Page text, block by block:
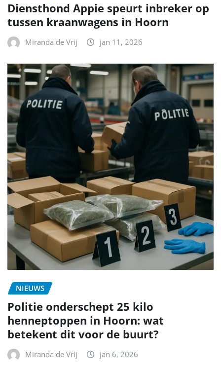
Diensthond Appie speurt inbreker op
tussen kraanwagens in Hoorn
Miranda de Vrij jan 11, 2026
NIEUWS
Politie onderschept 25 kilo
henneptoppen in Hoorn: wat
betekent dit voor de buurt?
Miranda de Vrij jan 6, 2026